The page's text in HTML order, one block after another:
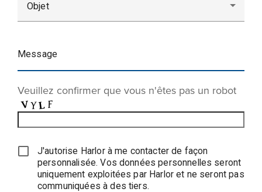
Objet
Message
Veuillez confirmer que vous n'êtes pas un robot
J'autorise Harlor à me contacter de façon
personnalisée. Vos données personnelles seront
uniquement exploitées par Harlor et ne seront pas
communiquées à des tiers.